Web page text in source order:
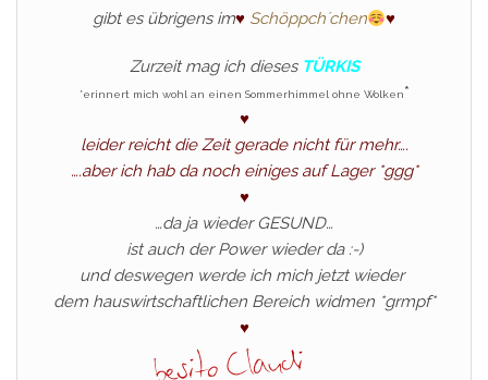
gibt es übrigens im♥ Schöppch´chen ♥
Zurzeit mag ich dieses TÜRKIS
*erinnert mich wohl an einen Sommerhimmel ohne Wolken*
♥
leider reicht die Zeit gerade nicht für mehr….
….aber ich hab da noch einiges auf Lager *ggg*
♥
…da ja wieder GESUND…
ist auch der Power wieder da :-)
und deswegen werde ich mich jetzt wieder
dem hauswirtschaftlichen Bereich widmen *grmpf*
♥